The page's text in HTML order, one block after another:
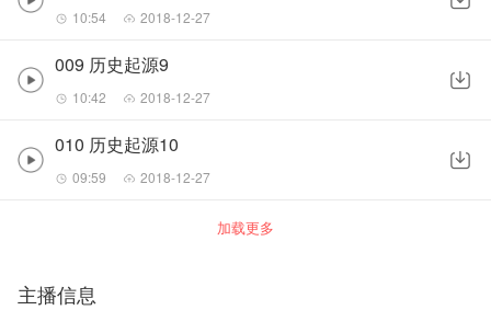
10:54 2018-12-27
009 历史起源9
10:42 2018-12-27
010 历史起源10
09:59 2018-12-27
加载更多
主播信息